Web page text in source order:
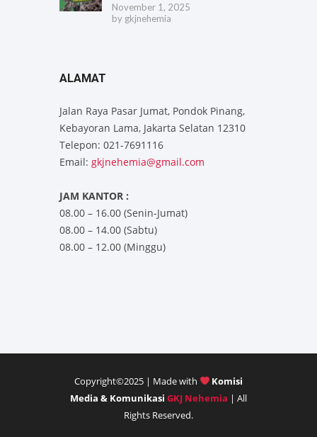
November 1, 2025
by gkjnehemia
ALAMAT
Jalan Raya Pasar Jumat, Pondok Pinang,
Kebayoran Lama, Jakarta Selatan 12310
Telepon: 021-7691116
Email: gkjnehemia@gmail.com
JAM KANTOR :
08.00 – 16.00 (Senin-Jumat)
08.00 – 14.00 (Sabtu)
08.00 – 12.00 (Minggu)
Copyright©2025 | Made with
Komisi
Media & Komunikasi GKJ Nehemia | All
Rights Reserved.